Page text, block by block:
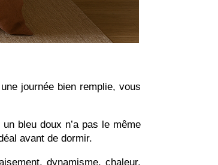
journée bien remplie, vous
bleu doux n’a pas le même
avant de dormir.
dynamisme, chaleur,